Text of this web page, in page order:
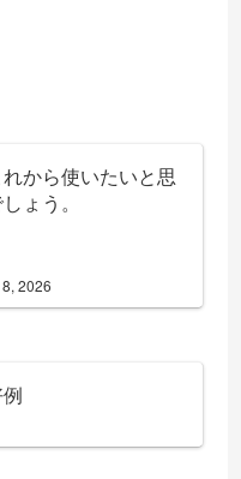
から使いたいと思
ょう。
2026